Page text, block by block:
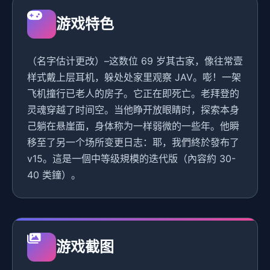
游戏特色
（名字估计更改）–这数位 69 岁其古家，像往常壹
样式戴上层耳机，躲处处家里观察 JAV。嘭！一架
飞机撞行已老人的房子。它正在即死亡。老拜登的
灵魂穿越了时间空。当他睁开放眼睛时，探索本身
己躺在悬崖面，身体称为一样弱微的一些年。他瞬
移至了另一个场所变更日志：耶，我們終於發布了
v15。這是一個中等级規模的迭代版（內容約 30-
40 类鐘）。
游戏截图